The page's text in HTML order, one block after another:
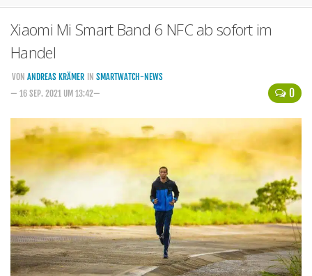
Kommende Smartwatches
Handytarife
BASE
Smartphonetarife
Datentarife
Smartphonetarife
Prepaid-Tarife
Datentarife
Xiaomi Mi Smart Band 6 NFC ab sofort im
Handel
0
VON ANDREAS KRÄMER IN SMARTWATCH-NEWS
— 16 SEP. 2021 UM 13:42—